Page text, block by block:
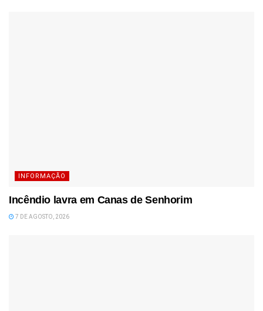
INFORMAÇÃO
Incêndio lavra em Canas de Senhorim
7 DE AGOSTO, 2026